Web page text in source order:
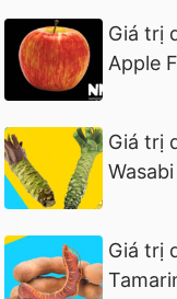
Giá trị
Apple
Giá trị
Giá trị